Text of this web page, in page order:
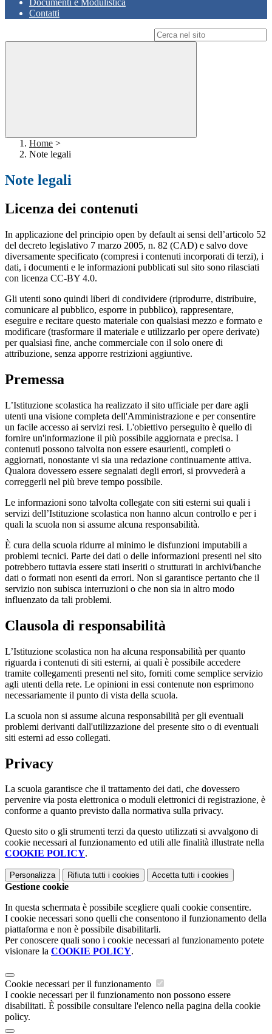
Documenti e Modulistica
Contatti
Home >
Note legali
Note legali
Licenza dei contenuti
In applicazione del principio open by default ai sensi dell’articolo 52
del decreto legislativo 7 marzo 2005, n. 82 (CAD) e salvo dove
diversamente specificato (compresi i contenuti incorporati di terzi), i
dati, i documenti e le informazioni pubblicati sul sito sono rilasciati
con licenza CC-BY 4.0.
Gli utenti sono quindi liberi di condividere (riprodurre, distribuire,
comunicare al pubblico, esporre in pubblico), rappresentare,
eseguire e recitare questo materiale con qualsiasi mezzo e formato e
modificare (trasformare il materiale e utilizzarlo per opere derivate)
per qualsiasi fine, anche commerciale con il solo onere di
attribuzione, senza apporre restrizioni aggiuntive.
Premessa
L’Istituzione scolastica ha realizzato il sito ufficiale per dare agli
utenti una visione completa dell'Amministrazione e per consentire
un facile accesso ai servizi resi. L'obiettivo perseguito è quello di
fornire un'informazione il più possibile aggiornata e precisa. I
contenuti possono talvolta non essere esaurienti, completi o
aggiornati, nonostante vi sia una redazione continuamente attiva.
Qualora dovessero essere segnalati degli errori, si provvederà a
correggerli nel più breve tempo possibile.
Le informazioni sono talvolta collegate con siti esterni sui quali i
servizi dell’Istituzione scolastica non hanno alcun controllo e per i
quali la scuola non si assume alcuna responsabilità.
È cura della scuola ridurre al minimo le disfunzioni imputabili a
problemi tecnici. Parte dei dati o delle informazioni presenti nel sito
potrebbero tuttavia essere stati inseriti o strutturati in archivi/banche
dati o formati non esenti da errori. Non si garantisce pertanto che il
servizio non subisca interruzioni o che non sia in altro modo
influenzato da tali problemi.
Clausola di responsabilità
L’Istituzione scolastica non ha alcuna responsabilità per quanto
riguarda i contenuti di siti esterni, ai quali è possibile accedere
tramite collegamenti presenti nel sito, forniti come semplice servizio
agli utenti della rete. Le opinioni in essi contenute non esprimono
necessariamente il punto di vista della scuola.
La scuola non si assume alcuna responsabilità per gli eventuali
problemi derivanti dall'utilizzazione del presente sito o di eventuali
siti esterni ad esso collegati.
Privacy
La scuola garantisce che il trattamento dei dati, che dovessero
pervenire via posta elettronica o moduli elettronici di registrazione, è
conforme a quanto previsto dalla normativa sulla privacy.
Questo sito o gli strumenti terzi da questo utilizzati si avvalgono di
cookie necessari al funzionamento ed utili alle finalità illustrate nella
COOKIE POLICY.
Personalizza Rifiuta tutti i cookies Accetta tutti i cookies
Gestione cookie
In questa schermata è possibile scegliere quali cookie consentire.
I cookie necessari sono quelli che consentono il funzionamento della
piattaforma e non è possibile disabilitarli.
Per conoscere quali sono i cookie necessari al funzionamento potete
visionare la COOKIE POLICY.
Cookie necessari per il funzionamento
I cookie necessari per il funzionamento non possono essere
disabilitati. È possibile consultare l'elenco nella pagina della cookie
policy.